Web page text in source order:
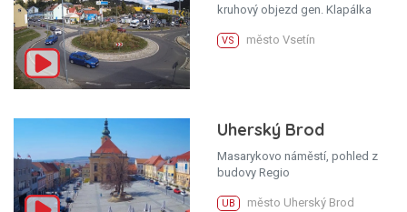
kruhový objezd gen. Klapálka
VS město Vsetín
Uherský Brod
Masarykovo náměstí, pohled z
budovy Regio
UB město Uherský Brod